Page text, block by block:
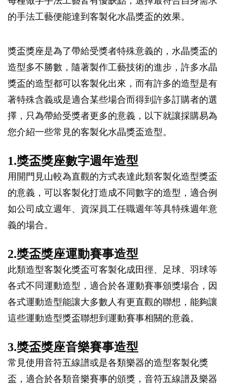
的手法工藝便能達到客製化水晶獎盃的效果。
獎盃獎座是為了帶給受獎者特殊意義的，水晶獎盃的
造型多不勝數，隨著製作工藝技術的進步，許多水晶
獎盃的造型都可以客製化出來，而有許多的造型是有
著特殊含義或是適合某些場合而得到許多訂購者的選
擇，只為帶給受獎者更多的意義，以下就讓採購易為
您介紹一些常見的客製化水晶獎盃造型。
1.獎盃獎座數字週年造型
用開門見山較為直觀的方式表達此類客製化造型獎盃
的意義，可以客製化打造成不同數字的造型，適合例
如公司成立週年、資深員工任職週年等具特殊週年意
義的場合。
2.獎盃獎座運動賽事造型
此類造型客製化獎盃可客製化成田徑、足球、羽球等
各式不同運動造型，適合於各運動賽事頒獎場合，因
各式運動造型能讓大多數人有更直觀的聯想，能夠讓
這些運動造型獎盃聯想到運動賽事相關的意義。
3.獎盃獎座音樂賽事造型
常見使用音符五線譜或是各類樂器的造型客製化獎
盃，適合於各類音樂賽事的頒獎，音符五線譜及樂器